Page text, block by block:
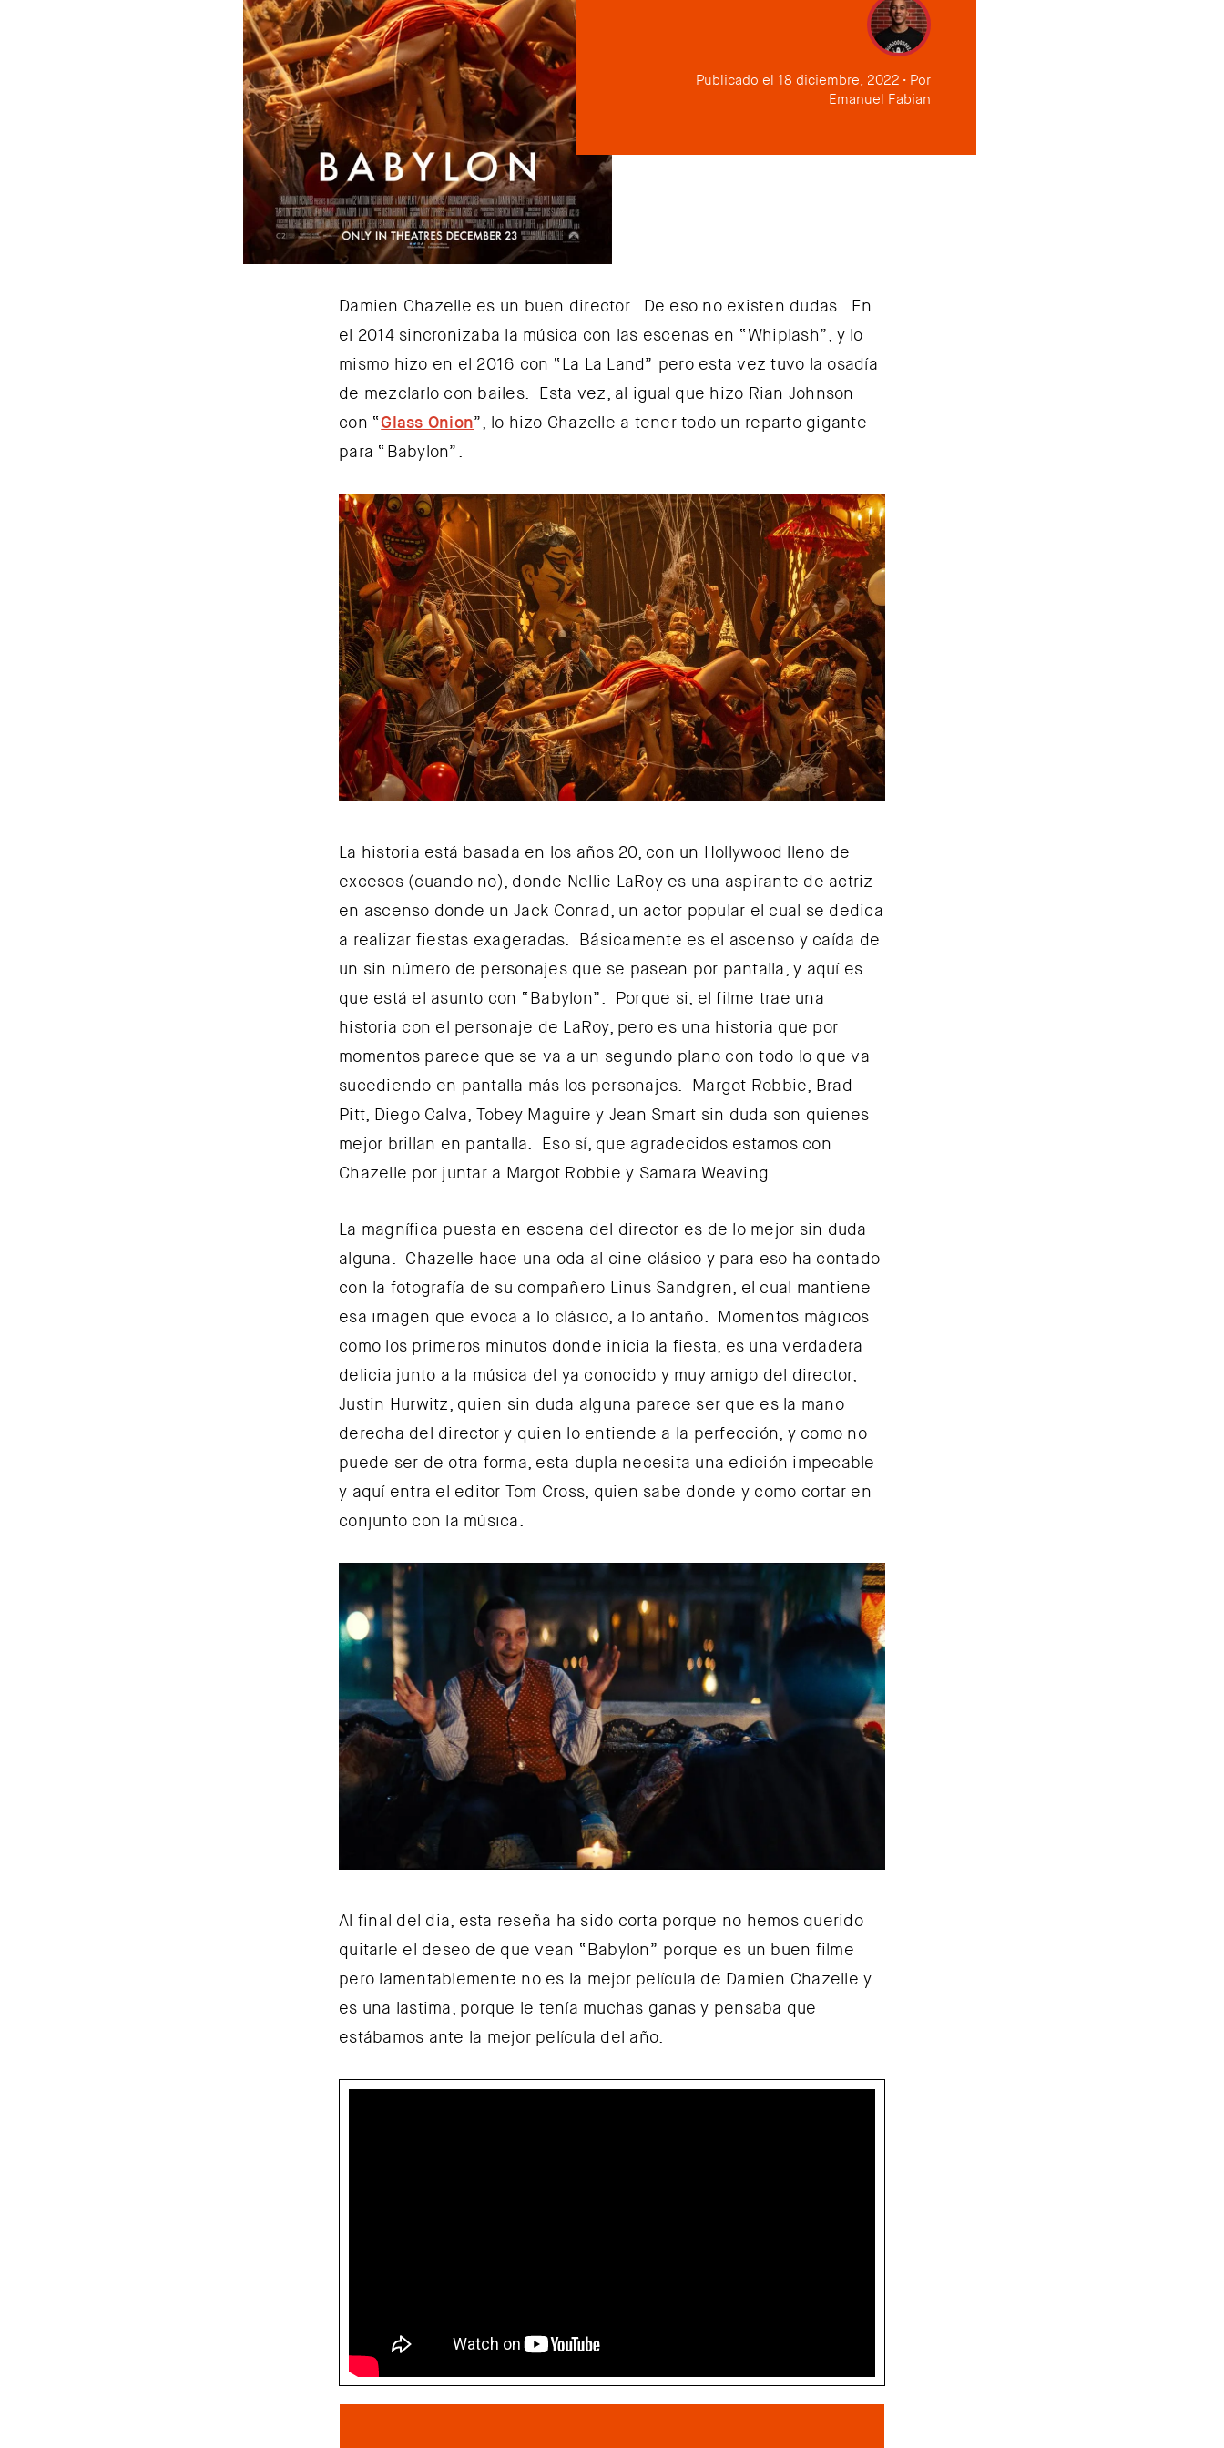
Publicado el 18 diciembre, 2022
Por
Emanuel Fabian
Damien Chazelle es un buen director. De eso no existen dudas. En
el 2014 sincronizaba la música con las escenas en “Whiplash”, y lo
mismo hizo en el 2016 con “La La Land” pero esta vez tuvo la osadía
de mezclarlo con bailes. Esta vez, al igual que hizo Rian Johnson
con “Glass Onion”, lo hizo Chazelle a tener todo un reparto gigante
para “Babylon”.
La historia está basada en los años 20, con un Hollywood lleno de
excesos (cuando no), donde Nellie LaRoy es una aspirante de actriz
en ascenso donde un Jack Conrad, un actor popular el cual se dedica
a realizar fiestas exageradas. Básicamente es el ascenso y caída de
un sin número de personajes que se pasean por pantalla, y aquí es
que está el asunto con “Babylon”. Porque si, el filme trae una
historia con el personaje de LaRoy, pero es una historia que por
momentos parece que se va a un segundo plano con todo lo que va
sucediendo en pantalla más los personajes. Margot Robbie, Brad
Pitt, Diego Calva, Tobey Maguire y Jean Smart sin duda son quienes
mejor brillan en pantalla. Eso sí, que agradecidos estamos con
Chazelle por juntar a Margot Robbie y Samara Weaving.
La magnífica puesta en escena del director es de lo mejor sin duda
alguna. Chazelle hace una oda al cine clásico y para eso ha contado
con la fotografía de su compañero Linus Sandgren, el cual mantiene
esa imagen que evoca a lo clásico, a lo antaño. Momentos mágicos
como los primeros minutos donde inicia la fiesta, es una verdadera
delicia junto a la música del ya conocido y muy amigo del director,
Justin Hurwitz, quien sin duda alguna parece ser que es la mano
derecha del director y quien lo entiende a la perfección, y como no
puede ser de otra forma, esta dupla necesita una edición impecable
y aquí entra el editor Tom Cross, quien sabe donde y como cortar en
conjunto con la música.
Al final del dia, esta reseña ha sido corta porque no hemos querido
quitarle el deseo de que vean “Babylon” porque es un buen filme
pero lamentablemente no es la mejor película de Damien Chazelle y
es una lastima, porque le tenía muchas ganas y pensaba que
estábamos ante la mejor película del año.